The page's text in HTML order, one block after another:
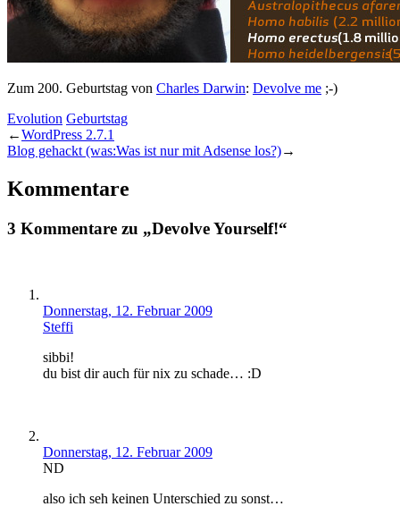
Zum 200. Geburtstag von Charles Darwin: Devolve me ;-)
Evolution Geburtstag
←WordPress 2.7.1
Blog gehackt (was:Was ist nur mit Adsense los?)→
Kommentare
3 Kommentare zu „Devolve Yourself!“
Donnerstag, 12. Februar 2009
Steffi
sibbi!
du bist dir auch für nix zu schade… :D
Donnerstag, 12. Februar 2009
ND
also ich seh keinen Unterschied zu sonst…